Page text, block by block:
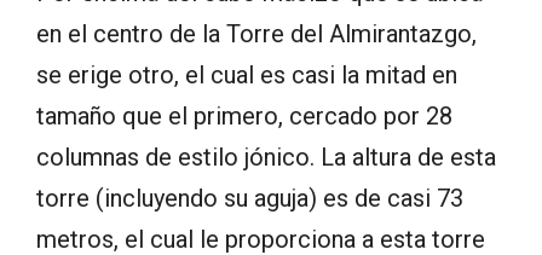
en el centro de la Torre del Almirantazgo,
se erige otro, el cual es casi la mitad en
tamaño que el primero, cercado por 28
columnas de estilo jónico. La altura de esta
torre (incluyendo su aguja) es de casi 73
metros, el cual le proporciona a esta torre